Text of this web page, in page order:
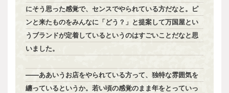
にそう思った感覚で、センスでやられている方だなと。ピ
ンと来たものをみんなに「どう？」と提案して万国屋とい
うブランドが定着しているというのはすごいことだなと思
いました。
――ああいうお店をやられている方って、独特な雰囲気を
纏っているというか。若い頃の感覚のまま年をとっていっ